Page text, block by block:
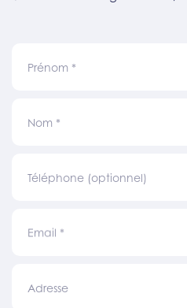
Prénom *
Nom *
Téléphone (optionnel)
Email *
Adresse